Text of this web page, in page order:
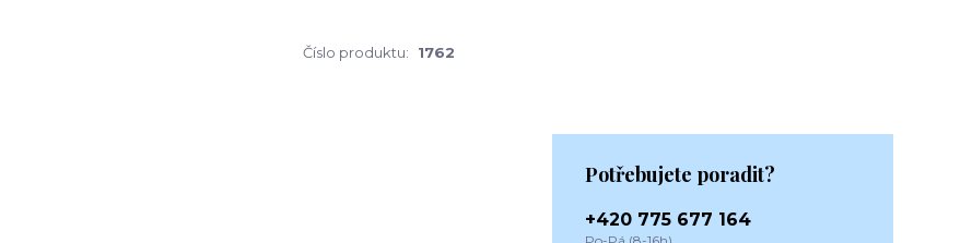
Číslo produktu: 1762
Potřebujete poradit?
+420 775 677 164